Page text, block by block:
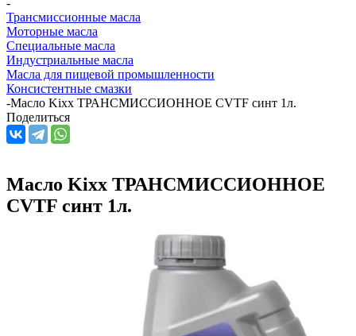
Трансмиссионные масла
Моторные масла
Специальные масла
Индустриальные масла
Масла для пищевой промышленности
Консистентные смазки
-Масло Kixx ТРАНСМИССИОННОЕ CVTF синт 1л.
Поделиться
Масло Kixx ТРАНСМИССИОННОЕ
CVTF синт 1л.